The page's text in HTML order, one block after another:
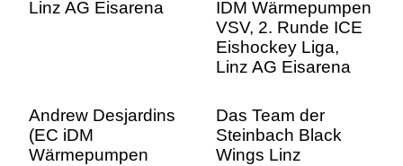
Andrew Desjardins
(EC iDM
Wärmepumpen
Das Team der
Steinbach Black
Wings Linz